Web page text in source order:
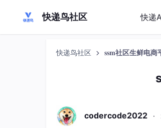
快递鸟社区 快递
快递鸟社区 ssm社区生鲜电商
codercode2022 ·